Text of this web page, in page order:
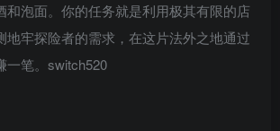
和泡面。你的任务就是利用极其有限的店
地牢探险者的需求，在这片法外之地通过
一笔。switch520